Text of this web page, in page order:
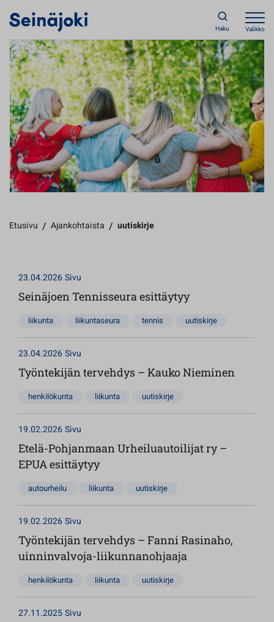
Haku Valikko
Etusivu / Ajankohtaista / uutiskirje
23.04.2026Sivu
Seinäjoen Tennisseura esittäytyy
liikunta liikuntaseura tennis uutiskirje
23.04.2026Sivu
Työntekijän tervehdys – Kauko Nieminen
henkilökunta liikunta uutiskirje
19.02.2026Sivu
Etelä-Pohjanmaan Urheiluautoilijat ry –
EPUA esittäytyy
autourheilu liikunta uutiskirje
19.02.2026Sivu
Työntekijän tervehdys – Fanni Rasinaho,
uinninvalvoja-liikunnanohjaaja
henkilökunta liikunta uutiskirje
27.11.2025Sivu